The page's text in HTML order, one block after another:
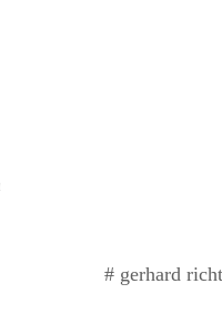
# gerhard